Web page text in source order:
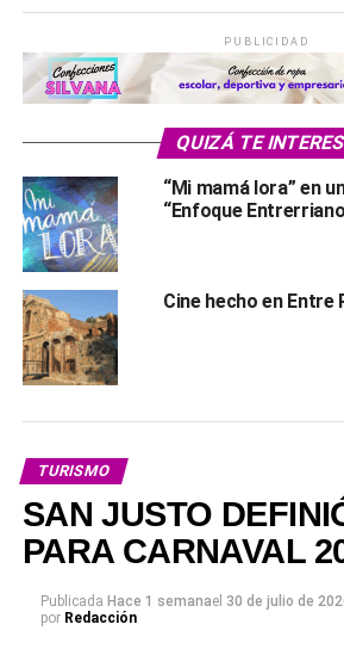
PUBLICIDAD
QUIZÁ TE
“Mi mamá lora” en
“Enfoque
Cine hecho en Entre
TURISMO
SAN JUSTO
PARA CARNAVAL
Publicada Hace 1 semanael 30 de julio de
por Redacción